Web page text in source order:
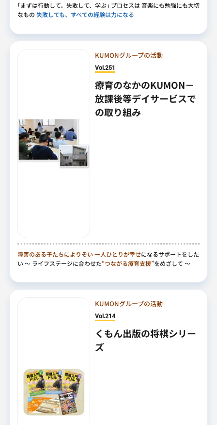
｢まずは行動して、 失敗して、 学ぶ｣ プロセスは 音楽にも勉強にも大切
なもの 失敗しても、すべての経験は力になる
KUMONグループの活動
Vol.251
療育のなかのKUMON－
放課後等デイサービスで
の取り組み
障害のある子たちによりそい 一人ひとりが幸せになるサポートをした
い ～ ライフステージに合わせた“つながる療育支援”をめざして ～
KUMONグループの活動
Vol.214
くもん出版の将棋シリー
ズ